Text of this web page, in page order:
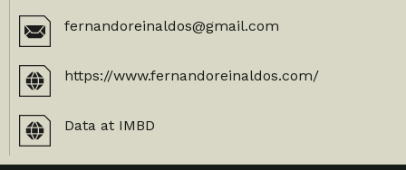
fernandoreinaldos@gmail.com
https://www.fernandoreinaldos.com/
Data at IMBD